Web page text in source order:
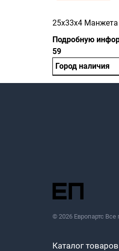
25x33x4
Подробную
59
Город наличия
© 2026 Европартс
Каталог товаров